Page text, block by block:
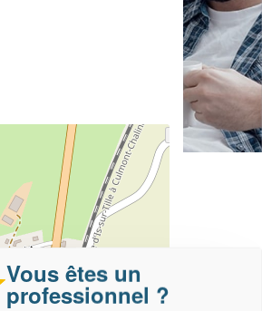
Vous êtes un
professionnel ?